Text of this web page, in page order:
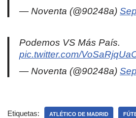
— Noventa (@90248a)
Podemos VS Más País.
pic.twitter.com/
— Noventa (@90248a)
Etiquetas: ATLÉTICO DE MADRID